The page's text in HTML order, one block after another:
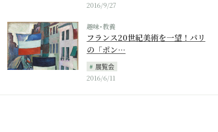
2016/9/27
趣味･教養
フランス20世紀美術を一望！パリ
の「ポン…
展覧会
2016/6/11